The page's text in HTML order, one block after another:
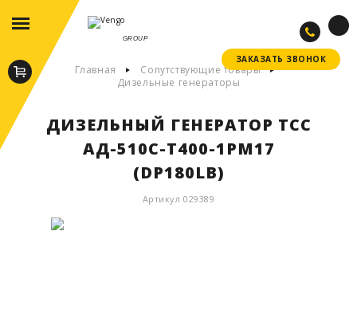
ЗАКАЗАТЬ ЗВОНОК
ЗАКАЗАТЬ ЗВОНОК
GROUP
Главная
Сопутствующие товары
Дизельные генераторы
ДИЗЕЛЬНЫЙ ГЕНЕРАТОР ТСС
АД-510С-Т400-1РМ17
(DP180LB)
Артикул 029389